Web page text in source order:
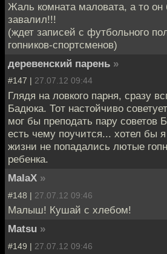
Жаль комната маловата, а то он
завалил!!!
(ждет записей с футбольного
гопников-спортсменов)
деревенский парень »
#147 | 27.07.12 09:44
Глядя на ловкого парня, сразу
Бадюка. Тот настойчиво
мог бы преподать пару советов
есть чему поучится... хотел бы
жизни не попадались лютые
ребенка.
MalaX »
#148 | 27.07.12 09:46
Малыш! Кушай с хлебом!
Matsu »
#149 | 27.07.12 09:46